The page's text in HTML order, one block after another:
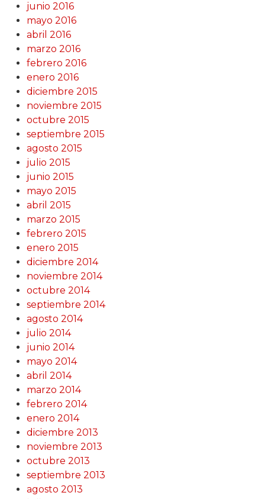
junio 2016
mayo 2016
abril 2016
marzo 2016
febrero 2016
enero 2016
diciembre 2015
noviembre 2015
octubre 2015
septiembre 2015
agosto 2015
julio 2015
junio 2015
mayo 2015
abril 2015
marzo 2015
febrero 2015
enero 2015
diciembre 2014
noviembre 2014
octubre 2014
septiembre 2014
agosto 2014
julio 2014
junio 2014
mayo 2014
abril 2014
marzo 2014
febrero 2014
enero 2014
diciembre 2013
noviembre 2013
octubre 2013
septiembre 2013
agosto 2013